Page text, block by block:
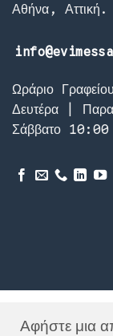
Αθήνα, Αττική.
Ωράριο Γραφείου
Δευτέρα |
Σάββατο
Αφήστε μια